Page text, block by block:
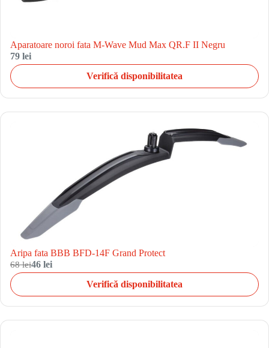
Aparatoare noroi fata M-Wave Mud Max QR.F II Negru
79 lei
Verifică disponibilitatea
Aripa fata BBB BFD-14F Grand Protect
68 lei46 lei
Verifică disponibilitatea